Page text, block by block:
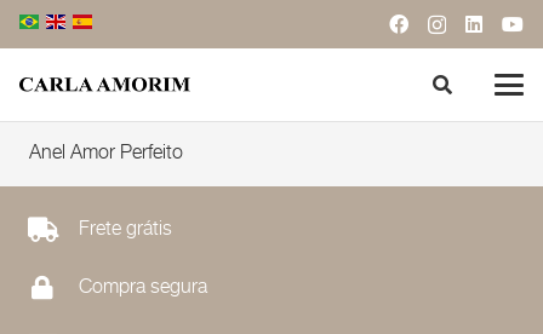
Anel Amor Perfeito
Frete grátis
Compra segura